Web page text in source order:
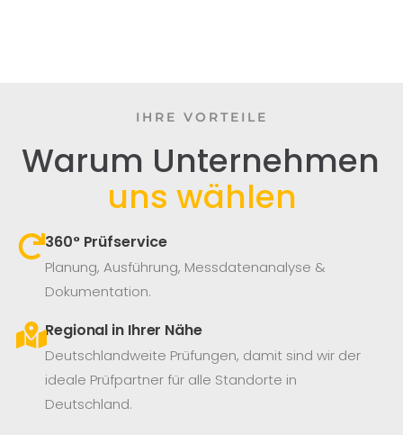
IHRE VORTEILE
Warum Unternehmen
uns wählen
360° Prüfservice​
Planung, Ausführung, Messdatenanalyse &
Dokumentation.
Regional in Ihrer Nähe
Deutschlandweite Prüfungen, damit sind wir der
ideale Prüfpartner für alle Standorte in
Deutschland.